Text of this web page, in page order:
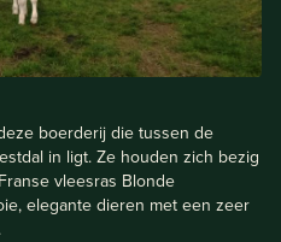
boerderij die tussen de
in ligt. Ze houden zich bezig
vleesras Blonde
elegante dieren met een zeer